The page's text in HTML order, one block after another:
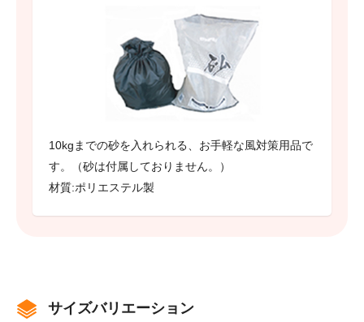
10kgまでの砂を入れられる、お手軽な風対策用品で
す。（砂は付属しておりません。）
材質:ポリエステル製
サイズバリエーション